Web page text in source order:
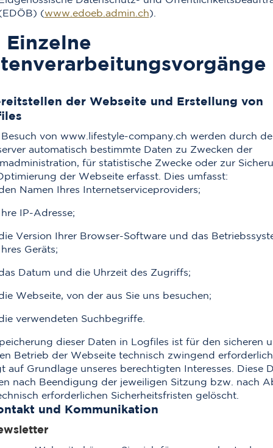
(www.edoeb.admin.ch).
Einzelne
der Webseite und Erstellung von
von www.lifestyle-company.ch werden durch
automatisch bestimmte Daten zu Zwecken der
für statistische Zwecke oder zur
der Webseite erfasst. Dies umfasst:
Namen Ihres Internetserviceproviders;
IP-Adresse;
Version Ihrer Browser-Software und das
Geräts;
Datum und die Uhrzeit des Zugriffs;
Webseite, von der aus Sie uns besuchen;
verwendeten Suchbegriffe.
dieser Daten in Logfiles ist für den sicheren
Betrieb der Webseite technisch zwingend
auf Grundlage unseres berechtigten Interesses. Diese
nach Beendigung der jeweiligen Sitzung bzw. nach
erforderlichen Sicherheitsfristen gelöscht.
und Kommunikation